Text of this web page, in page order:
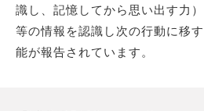
識し、記憶してから思い出す力
等の情報を認識し次の行動に移
能が報告されています。